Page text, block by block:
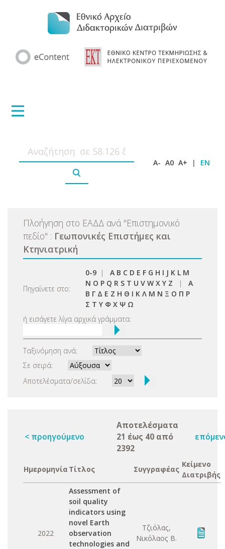
A- A0 A+ | EN
Πλοήγηση στο ΕΑΔΔ ανά "Επιστημονικό
πεδίο" : Γεωπονικές Επιστήμες και
Κτηνιατρική
Πηγαίνετε στο:
0-9 | A B C D E F G H I J K L M
N O P Q R S T U V W X Y Z | Α
Β Γ Δ Ε Ζ Η Θ Ι Κ Λ Μ Ν Ξ Ο Π Ρ
Σ Τ Υ Φ Χ Ψ Ω
ή εισάγετε λίγα αρχικά γράμματα:
Ταξινόμηση ανά:
Σε σειρά:
Αποτελέσματα/σελίδα:
< προηγούμενο
Αποτελέσματα
21 έως 40 από
2392
Ημερομηνία Τίτλος Συγγραφέας
Κείμενο
Διατριβής
2022
Assessment of
soil quality
indicators using
novel Earth
observation
technologies and
Τζιόλας,
Νικόλαος Β.